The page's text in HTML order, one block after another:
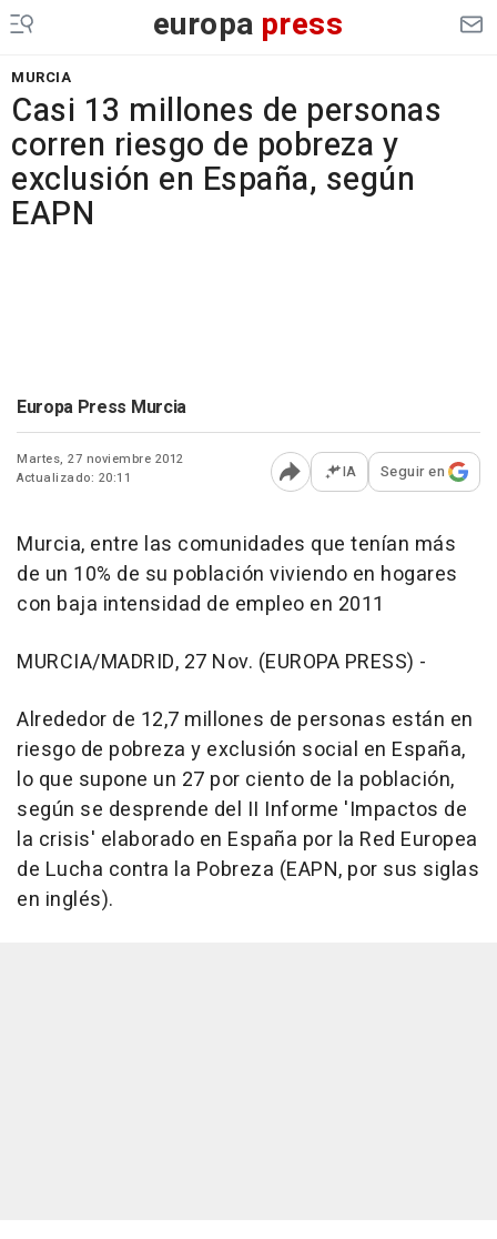
europa press
MURCIA
Casi 13 millones de personas
corren riesgo de pobreza y
exclusión en España, según
EAPN
Europa Press Murcia
Martes, 27 noviembre 2012
Actualizado: 20:11
Abrir opciones para
IA Seguir en
Murcia, entre las comunidades que tenían más
de un 10% de su población viviendo en hogares
con baja intensidad de empleo en 2011
MURCIA/MADRID, 27 Nov. (EUROPA PRESS) -
Alrededor de 12,7 millones de personas están en
riesgo de pobreza y exclusión social en España,
lo que supone un 27 por ciento de la población,
según se desprende del II Informe 'Impactos de
la crisis' elaborado en España por la Red Europea
de Lucha contra la Pobreza (EAPN, por sus siglas
en inglés).